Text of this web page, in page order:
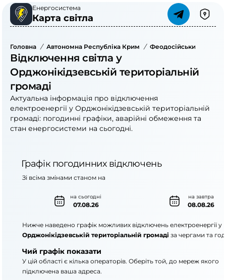
Енергосистема
Карта світла
Головна / Автономна Республіка Крим / Феодосійський Район
Відключення світла у
Орджонікідзевській територіальній
громаді
Актуальна інформація про відключення
електроенергії у Орджонікідзевській територіальній
громаді: погодинні графіки, аварійні обмеження та
стан енергосистеми на сьогодні.
Графік погодинних відключень
на сьогодні
07.08.26
на завтра
08.08.26
Зі всіма змінами станом на
Нижче наведено графік можливих відключень електроенергії у
Орджонікідзевській територіальній громаді за чергами та
Чий графік показати
У цій області є кілька операторів. Оберіть той, до мереж якого
підключена ваша адреса.